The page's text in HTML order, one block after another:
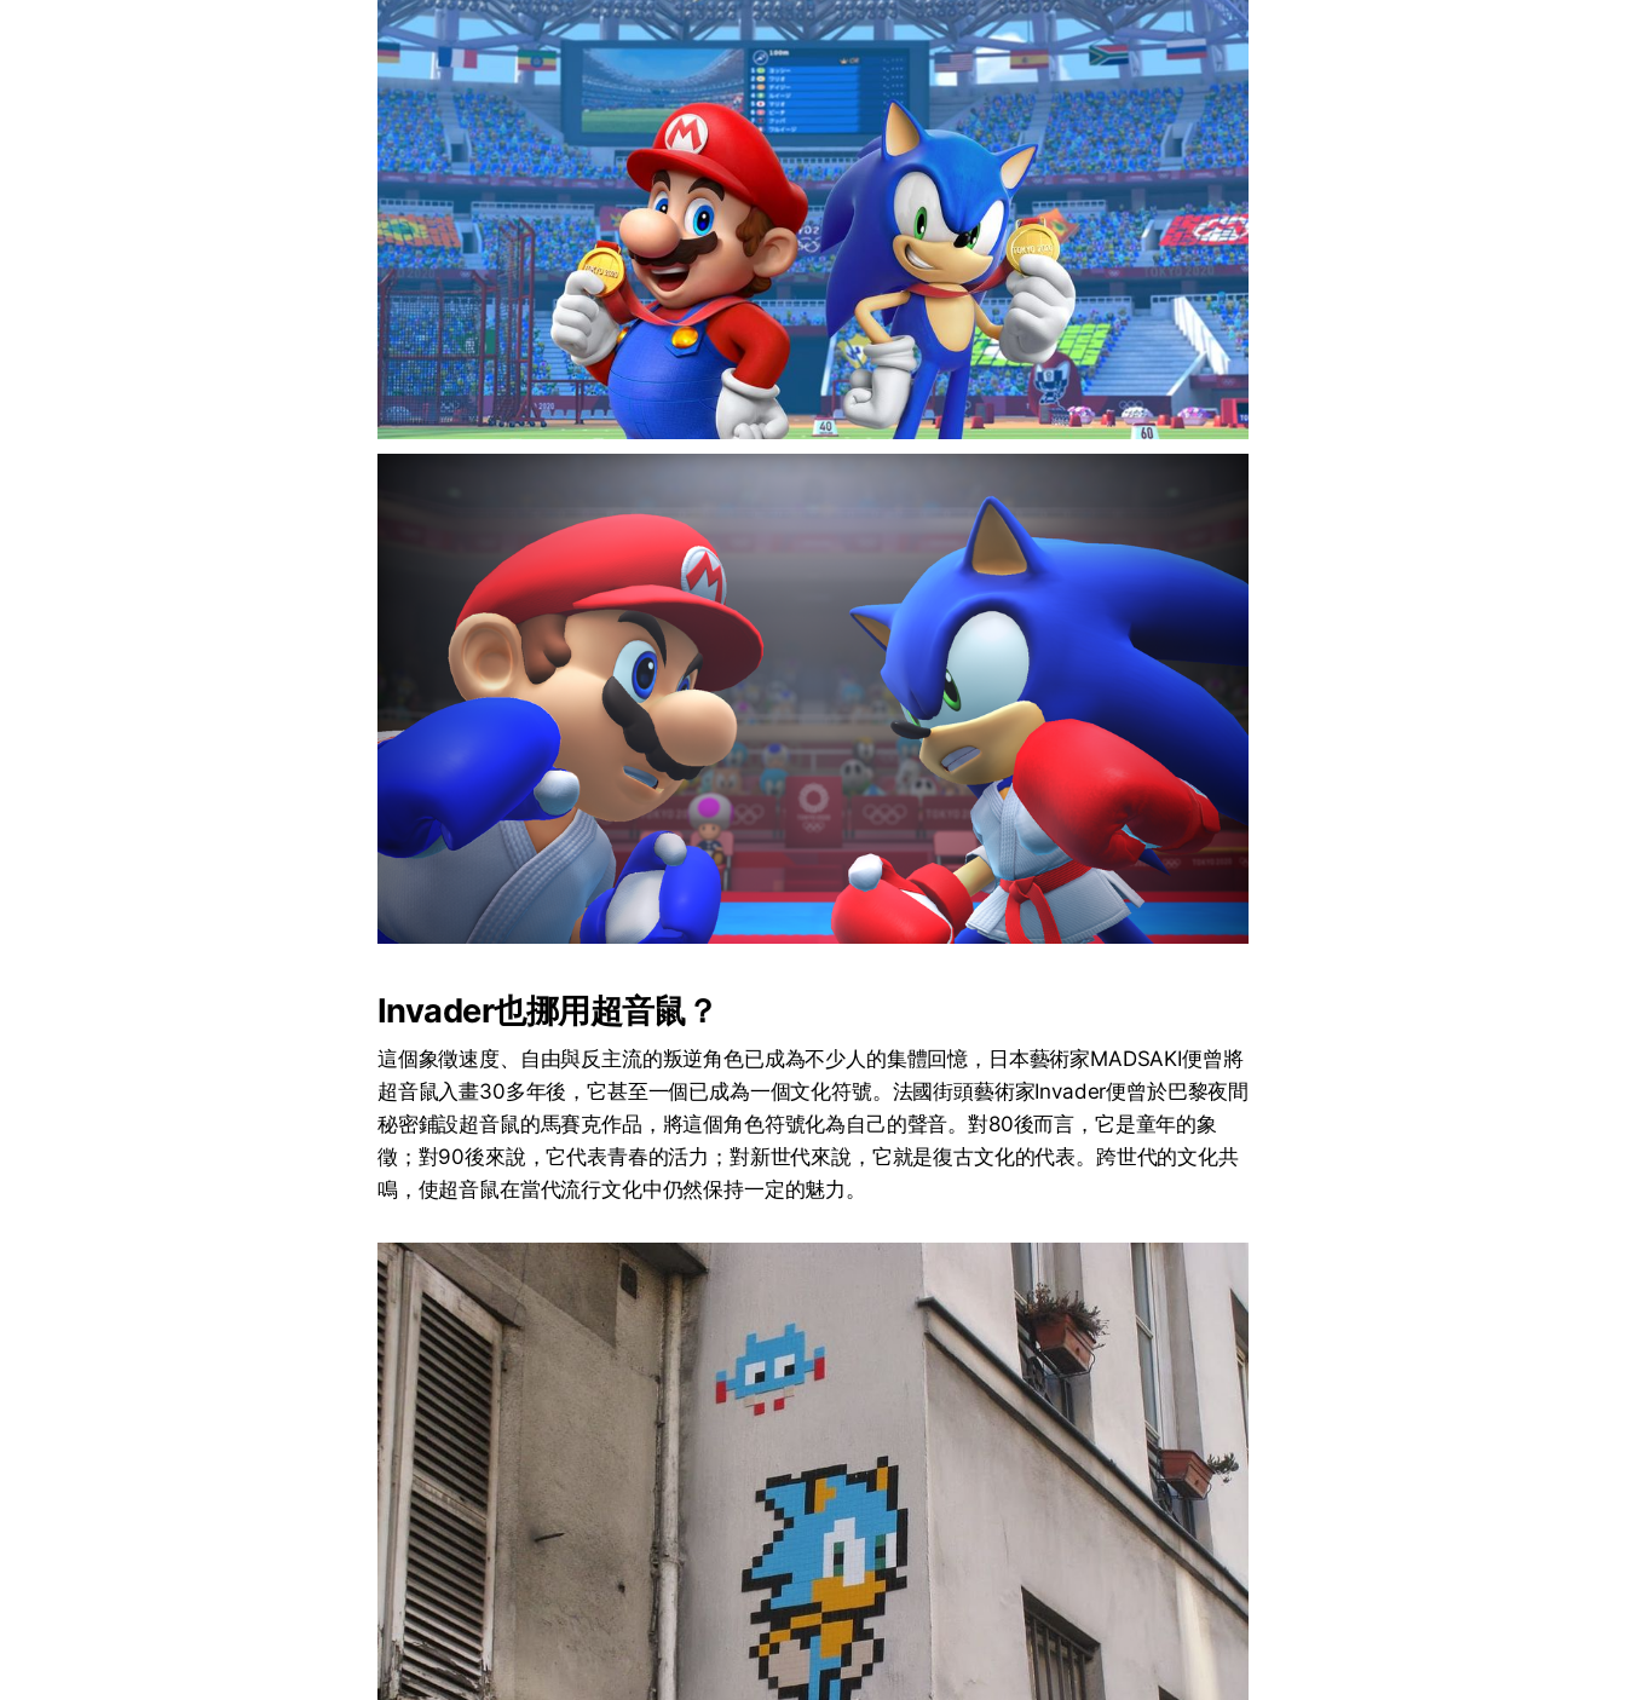
Invader也挪用超音鼠？
這個象徵速度、自由與反主流的叛逆角色已成為不少人的集體回憶，日本藝術家MADSAKI便曾將
超音鼠入畫30多年後，它甚至一個已成為一個文化符號。法國街頭藝術家Invader便曾於巴黎夜間
秘密鋪設超音鼠的馬賽克作品，將這個角色符號化為自己的聲音。對80後而言，它是童年的象
徵；對90後來說，它代表青春的活力；對新世代來說，它就是復古文化的代表。跨世代的文化共
鳴，使超音鼠在當代流行文化中仍然保持一定的魅力。